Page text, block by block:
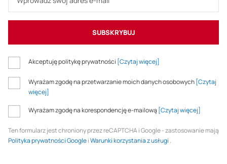
SUBSKRYBUJ
Akceptuję politykę prywatności [Czytaj więcej]
Wyrażam zgodę na przetwarzanie moich danych osobowych[Czytaj
więcej]
Wyrażam zgodę na korespondencję e-mailową [Czytaj więcej]
Ten formularz jest chroniony przez reCAPTCHA i Google - zastosowanie mają
Polityka prywatności GoogleiWarunki korzystania z usługi .